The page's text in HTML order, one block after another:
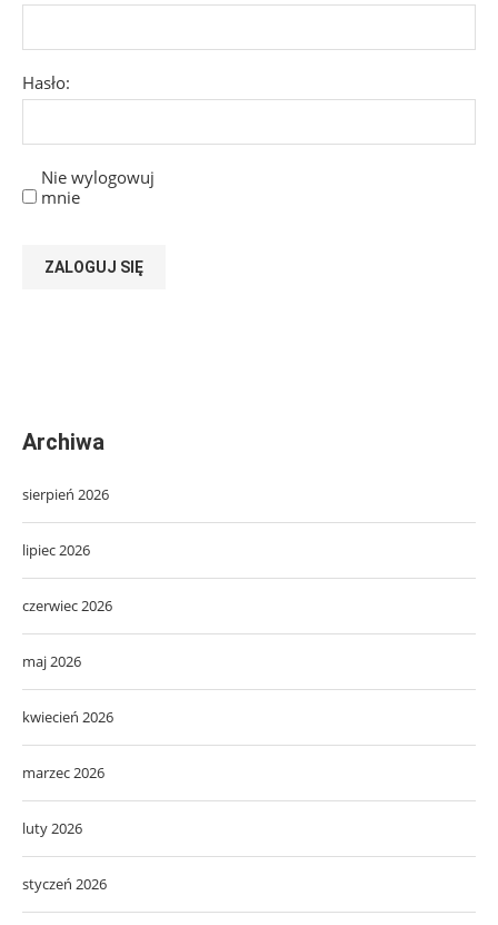
Hasło:
Nie wylogowuj
mnie
ZALOGUJ SIĘ
Archiwa
sierpień 2026
lipiec 2026
czerwiec 2026
maj 2026
kwiecień 2026
marzec 2026
luty 2026
styczeń 2026